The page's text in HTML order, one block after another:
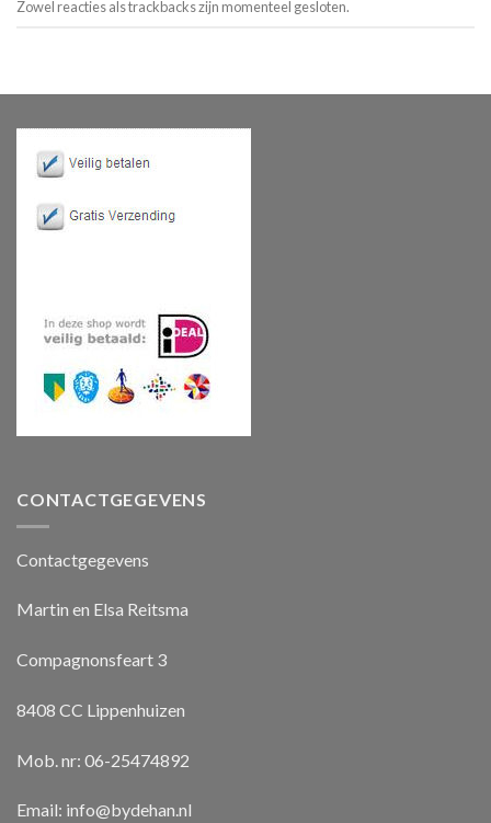
Zowel reacties als trackbacks zijn momenteel gesloten.
CONTACTGEGEVENS
Contactgegevens
Martin en Elsa Reitsma
Compagnonsfeart 3
8408 CC Lippenhuizen
Mob. nr: 06-25474892
Email: info@bydehan.nl